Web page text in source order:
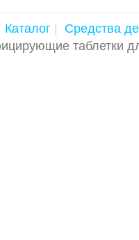
Каталог
Средства
таблетки